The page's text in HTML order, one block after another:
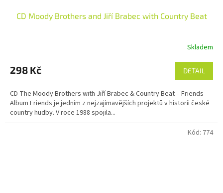
CD Moody Brothers and Jiří Brabec with Country Beat
Skladem
298 Kč DETAIL
CD The Moody Brothers with Jiří Brabec & Country Beat – Friends
Album Friends je jedním z nejzajímavějších projektů v historii české
country hudby. V roce 1988 spojila...
Kód: 774